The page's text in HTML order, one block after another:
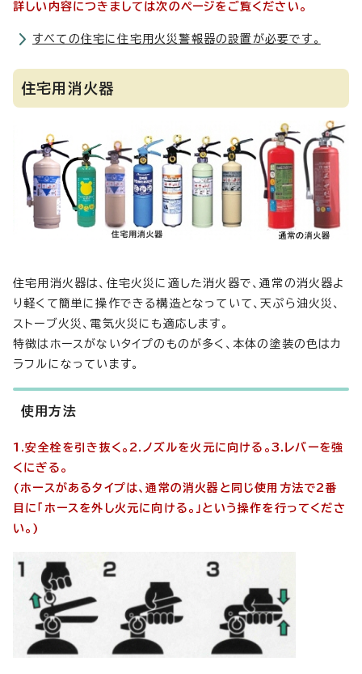
詳しい内容につきましては次のページをご覧ください。
すべての住宅に住宅用火災警報器の設置が必要です。
住宅用消火器
住宅用消火器は、住宅火災に適した消火器で、通常の消火器よ
り軽くて簡単に操作できる構造となっていて、天ぷら油火災、
ストーブ火災、電気火災にも適応します。
特徴はホースがないタイプのものが多く、本体の塗装の色はカ
ラフルになっています。
使用方法
1.安全栓を引き抜く。2.ノズルを火元に向ける。3.レバーを強
くにぎる。
(ホースがあるタイプは、通常の消火器と同じ使用方法で2番
目に「ホースを外し火元に向ける。」という操作を行ってくださ
い。)